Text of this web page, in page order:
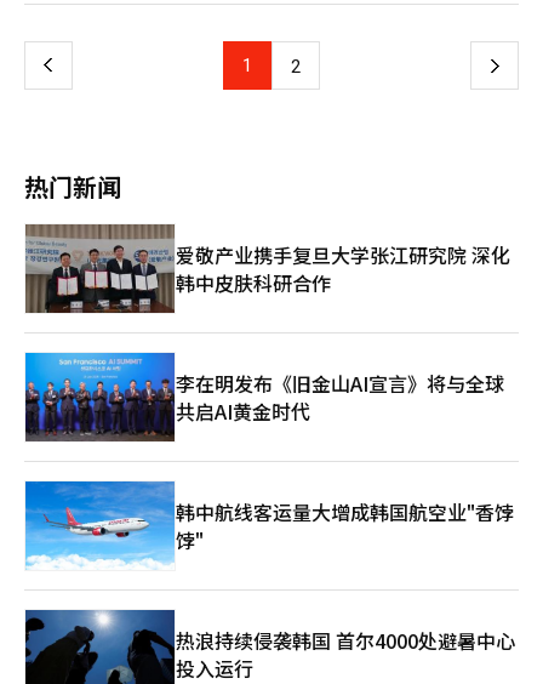
的国际乒联总决赛后，时隔8年再次入境韩国参加比赛。当时朝鲜
双打比赛。 朝鲜女足上一次访韩要追溯至2014年仁川亚运会。以
2018年平昌冬奥会为契机，韩朝实现共同入场、组建女子冰球联
今年1月提交承办意向书，并成功获得承办权。水原FC晋级四强，
凑巧朝鲜“我的故乡”女足同样闯入四强，半决赛将上演“南北对
决”。 “我的故乡”女足队2012年成立于平壤。2021至2022赛季
获得朝鲜国内联赛冠军，是近年来崛起的一支劲旅。球队由消费材
料企业“我的故乡”冠名赞助，并由前朝鲜女足国家队主教练李玉
一（音）执教。 据韩国统一部消息，此次访韩的女足代表队共39
人，包括27名球员和12名工作人员。将于本月17日经中国北京专
机抵达仁川国际机场入境韩国。 在本届冠军联赛中，“我的故
乡”表现出色，在预选赛阶段三战全胜，打入23球且未失一球，获
得进入决赛资格。在缅甸仰光举行的C组小组赛中，先后战胜水原
FC、日本、缅甸球队，以2胜1负排名小组第2晋级。在四分之一决
赛中以3比0战胜越南胡志明队晋级四强。 在小组赛中，“我的故
乡”曾以3比0战胜水原FC，占据心理优势。朝鲜在女子足球领域
FC构成不小挑战。 根据赛事安排，水原FC将于本月20日晚7点迎
战“我的故乡”，胜者将于23日与澳大利亚和日本队之间的胜者争
夺冠军。半决赛及决赛将全部在水原综合运动场举行。 青瓦台当
天通过媒体发表声明，欢迎朝鲜“我的故乡”女足代表队来韩参加
比赛，并表示将为赛事圆满举办积极提供各项协助。
上 1 2 下
热门新闻
爱敬产业携手复旦大学张江研究院 深化
韩中皮肤科研合作
李在明发布《旧金山AI宣言》将与全球
共启AI黄金时代
韩中航线客运量大增成韩国航空业"香饽
饽"
热浪持续侵袭韩国 首尔4000处避暑中心
投入运行